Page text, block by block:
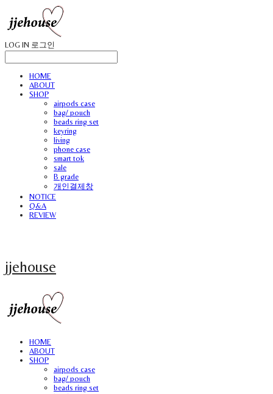
LOG IN 로그인
HOME
ABOUT
SHOP
airpods case
bag/ pouch
beads ring set
keyring
living
phone case
smart tok
sale
B grade
개인결제창
NOTICE
Q&A
REVIEW
jjehouse
HOME
ABOUT
SHOP
airpods case
bag/ pouch
beads ring set